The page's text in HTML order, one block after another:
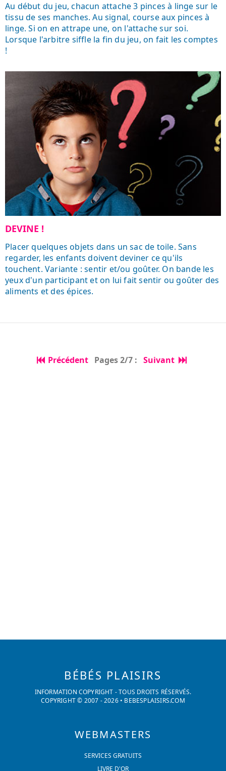
Au début du jeu, chacun attache 3 pinces à linge sur le
tissu de ses manches. Au signal, course aux pinces à
linge. Si on en attrape une, on l'attache sur soi.
Lorsque l'arbitre siffle la fin du jeu, on fait les comptes
!
DEVINE !
Placer quelques objets dans un sac de toile. Sans
regarder, les enfants doivent deviner ce qu'ils
touchent. Variante : sentir et/ou goûter. On bande les
yeux d'un participant et on lui fait sentir ou goûter des
aliments et des épices.
Précédent Pages 2/7 : Suivant
BÉBÉS PLAISIRS
INFORMATION COPYRIGHT - TOUS DROITS RÉSERVÉS.
COPYRIGHT © 2007 -2026• BEBESPLAISIRS.COM
WEBMASTERS
SERVICES GRATUITS
LIVRE D'OR